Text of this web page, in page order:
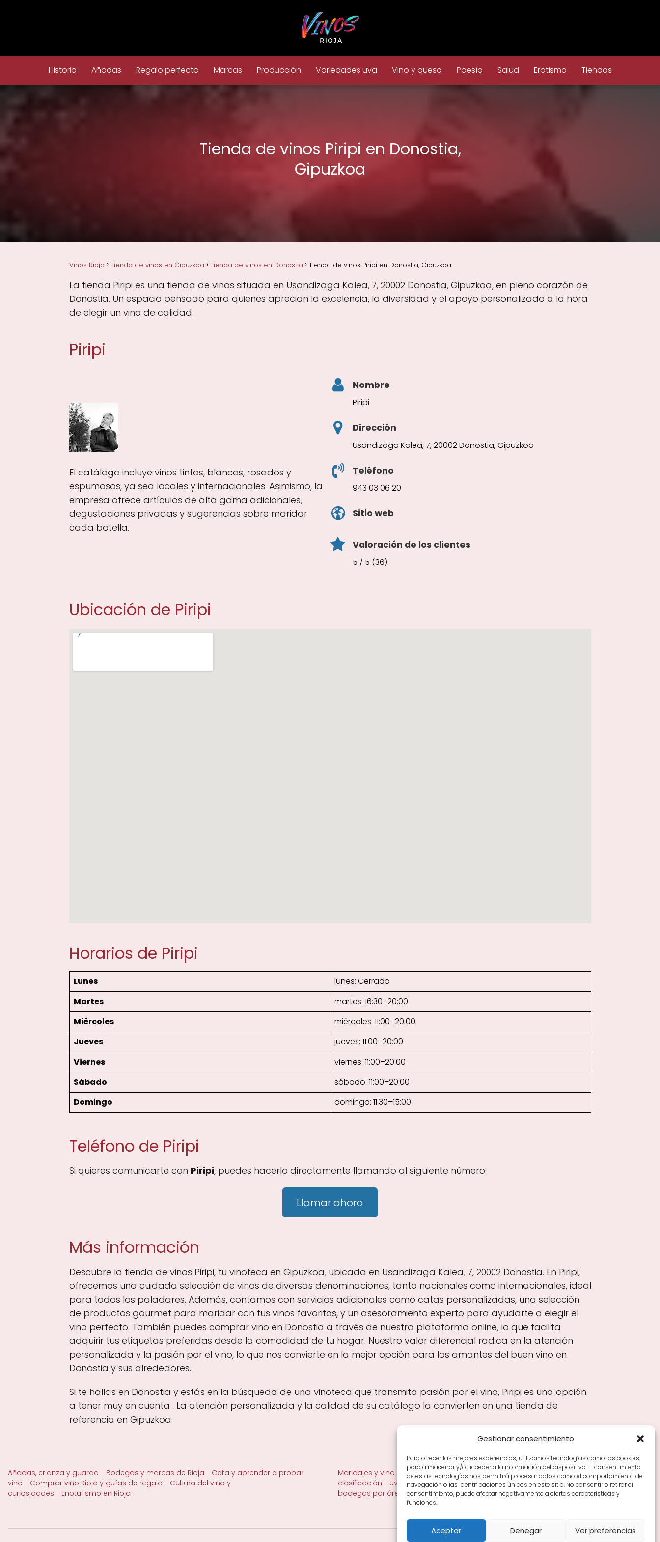
Gestionar consentimiento
Para ofrecer las mejores experiencias, utilizamos tecnologías como las cookies
para almacenar y/o acceder a la información del dispositivo. El consentimiento
de estas tecnologías nos permitirá procesar datos como el comportamiento de
navegación o las identificaciones únicas en este sitio. No consentir o retirar el
consentimiento, puede afectar negativamente a ciertas características y
funciones.
Aceptar Denegar Ver preferencias
Historia Añadas Regalo perfecto Marcas Producción Variedades uva Vino y queso Poesía Salud Erotismo Tiendas
Tienda de vinos Piripi en Donostia,
Gipuzkoa
Vinos Rioja Tienda de vinos en Gipuzkoa Tienda de vinos en Donostia Tienda de vinos Piripi en Donostia, Gipuzkoa
La tienda Piripi es una tienda de vinos situada en Usandizaga Kalea, 7, 20002 Donostia, Gipuzkoa, en pleno corazón de
Donostia. Un espacio pensado para quienes aprecian la excelencia, la diversidad y el apoyo personalizado a la hora
de elegir un vino de calidad.
Piripi
El catálogo incluye vinos tintos, blancos, rosados y
espumosos, ya sea locales y internacionales. Asimismo, la
empresa ofrece artículos de alta gama adicionales,
degustaciones privadas y sugerencias sobre maridar
cada botella.
Nombre
Piripi
Dirección
Usandizaga Kalea, 7, 20002 Donostia, Gipuzkoa
Teléfono
943 03 06 20
Sitio web
Valoración de los clientes
5 / 5 (36)
Ubicación de Piripi
Horarios de Piripi
Lunes
lunes: Cerrado
Martes
martes: 16:30–20:00
Miércoles
miércoles: 11:00–20:00
Jueves
jueves: 11:00–20:00
Viernes
viernes: 11:00–20:00
Sábado
sábado: 11:00–20:00
Domingo
domingo: 11:30–15:00
Teléfono de Piripi
Si quieres comunicarte con Piripi, puedes hacerlo directamente llamando al siguiente número:
Llamar ahora
Más información
Descubre la tienda de vinos Piripi, tu vinoteca en Gipuzkoa, ubicada en Usandizaga Kalea, 7, 20002 Donostia. En Piripi,
ofrecemos una cuidada selección de vinos de diversas denominaciones, tanto nacionales como internacionales, ideal
para todos los paladares. Además, contamos con servicios adicionales como catas personalizadas, una selección
de productos gourmet para maridar con tus vinos favoritos, y un asesoramiento experto para ayudarte a elegir el
vino perfecto. También puedes comprar vino en Donostia a través de nuestra plataforma online, lo que facilita
adquirir tus etiquetas preferidas desde la comodidad de tu hogar. Nuestro valor diferencial radica en la atención
personalizada y la pasión por el vino, lo que nos convierte en la mejor opción para los amantes del buen vino en
Donostia y sus alrededores.
Si te hallas en Donostia y estás en la búsqueda de una vinoteca que transmita pasión por el vino, Piripi es una opción
a tener muy en cuenta . La atención personalizada y la calidad de su catálogo la convierten en una tienda de
referencia en Gipuzkoa.
Añadas, crianza y guarda Bodegas y marcas de Rioja
Cata y aprender a probar
vino
Comprar vino Rioja y guías de regalo
Cultura del vino y
curiosidades
Enoturismo en Rioja
Maridajes y vino en la mesa Tiendas de vino por ciudades
Tipos de Rioja y
clasificación
Uvas y viñedo en Rioja Vino Rioja para empezar
Zonas de Rioja y
bodegas por área